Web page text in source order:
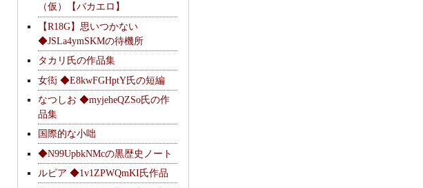
（仮）【バカエロ】
【R18G】思いつかない
◆JSLa4ymSKMの待機所
タカリ氏の作品集
女衒 ◆E8kwFGHptY氏の短編
なつしお ◆myjeheQZSo氏の作
品集
国際的な小咄
◆N99UpbkNMcの黒歴史ノート
ルピア ◆1v1ZPWQmKI氏作品